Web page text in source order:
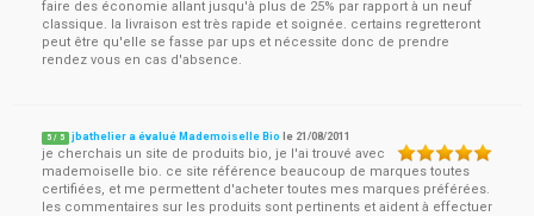
faire des économie allant jusqu'à plus de 25% par rapport à un neuf
classique. la livraison est très rapide et soignée. certains regretteront
peut être qu'elle se fasse par ups et nécessite donc de prendre
rendez vous en cas d'absence.
5 / 5 jbathelier a évalué Mademoiselle Bio le 21/08/2011
je cherchais un site de produits bio, je l'ai trouvé avec
mademoiselle bio. ce site référence beaucoup de marques toutes
certifiées, et me permettent d'acheter toutes mes marques préférées.
les commentaires sur les produits sont pertinents et aident à effectuer